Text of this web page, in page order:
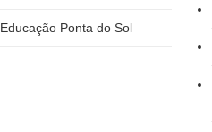
Educação Ponta do Sol